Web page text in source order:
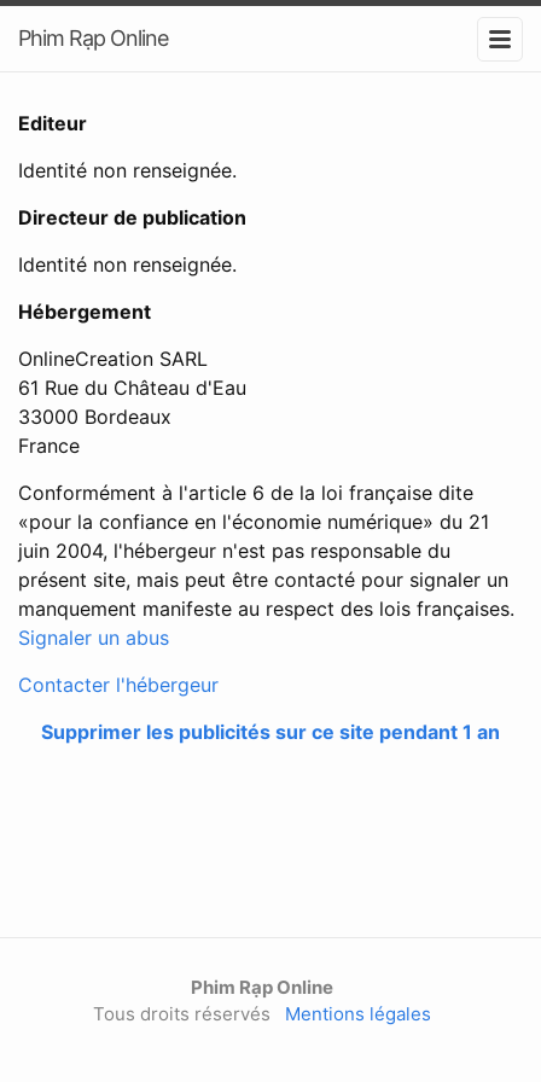
Phim Rạp Online
Editeur
Identité non renseignée.
Directeur de publication
Identité non renseignée.
Hébergement
OnlineCreation SARL
61 Rue du Château d'Eau
33000 Bordeaux
France
Conformément à l'article 6 de la loi française dite
«pour la confiance en l'économie numérique» du 21
juin 2004, l'hébergeur n'est pas responsable du
présent site, mais peut être contacté pour signaler un
manquement manifeste au respect des lois françaises.
Signaler un abus
Contacter l'hébergeur
Supprimer les publicités sur ce site pendant 1 an
Phim Rạp Online
Tous droits réservés Mentions légales